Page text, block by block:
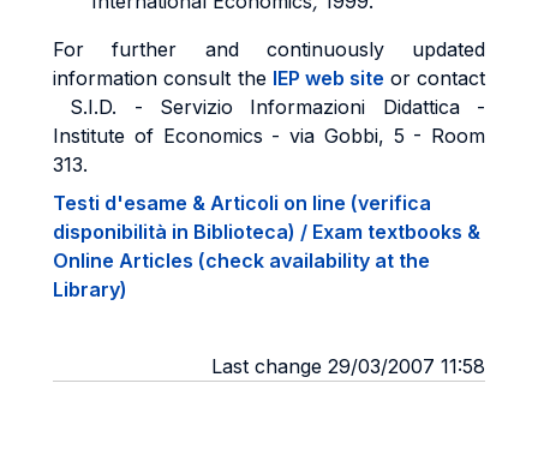
For further and continuously updated
information consult the IEP web site or contact
S.I.D. - Servizio Informazioni Didattica -
Institute of Economics - via Gobbi, 5 - Room
313.
Testi d'esame & Articoli on line (verifica
disponibilità in Biblioteca) / Exam textbooks &
Online Articles (check availability at the
Library)
Last change 29/03/2007 11:58